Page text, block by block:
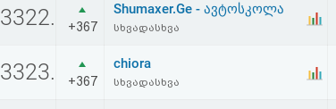
3322. +367
Shumaxer.Ge - ავტოსკოლა
სხვადასხვა
3323. +367
chiora
სხვადასხვა